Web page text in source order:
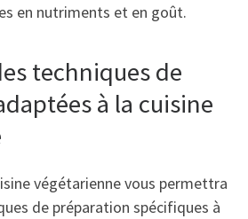
en nutriments et en goût.
techniques de
à la cuisine
végétarienne vous permettra
de préparation spécifiques à